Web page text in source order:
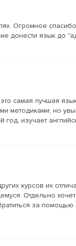
Огромное
донести язык до
самая лучшая
методиками, но
изучает
курсов их
Отдельно
за